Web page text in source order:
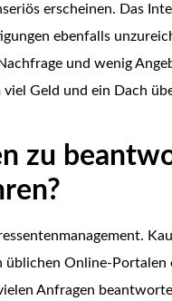
erscheinen. Das
ebenfalls
und wenig
Geld und ein Dach
zu
Online-Portalen
Anfragen